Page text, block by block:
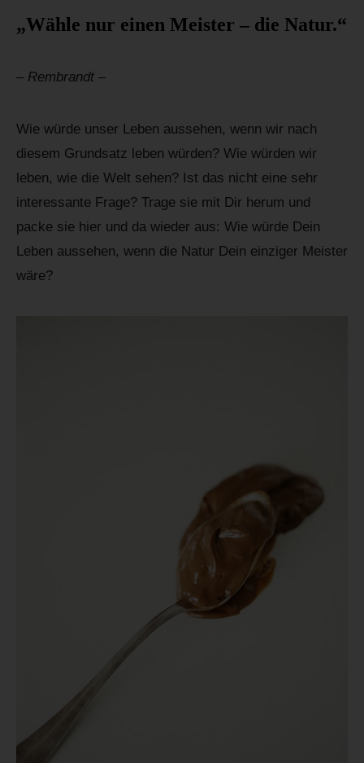
„Wähle nur einen Meister – die Natur.“
– Rembrandt –
Wie würde unser Leben aussehen, wenn wir nach
diesem Grundsatz leben würden? Wie würden wir
leben, wie die Welt sehen? Ist das nicht eine sehr
interessante Frage? Trage sie mit Dir herum und
packe sie hier und da wieder aus: Wie würde Dein
Leben aussehen, wenn die Natur Dein einziger Meister
wäre?